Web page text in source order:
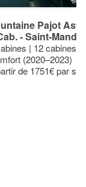
Pajot
- Saint-
| 12 cabines |
(2020–2023)
de 1751€ par